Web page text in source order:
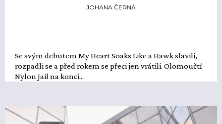
JOHANA ČERNÁ
Se svým debutem My Heart Soaks Like a Hawk slavili,
rozpadli se a před rokem se přeci jen vrátili. Olomoučtí
Nylon Jail na konci...